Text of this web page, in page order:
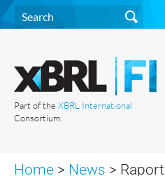
Part of the XBRL International
Consortium.
Home > News >